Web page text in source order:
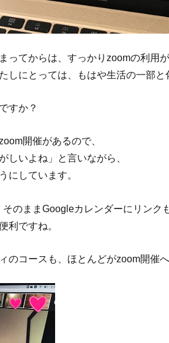
ってからは、すっかりzoomの利用が
しにとっては、もはや生活の一部と
すか？
開催があるので、
しいよね」と言いながら、
にしています。
のままGoogleカレンダーにリンク
利ですね。
のコースも、ほとんどがzoom開催